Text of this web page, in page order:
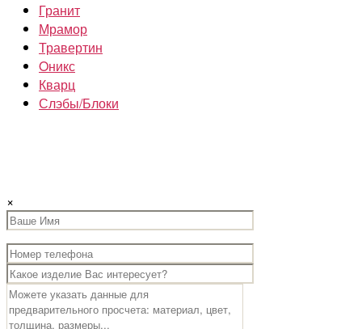
Гранит
Мрамор
Травертин
Oникс
Кварц
Слэбы/Блоки
×